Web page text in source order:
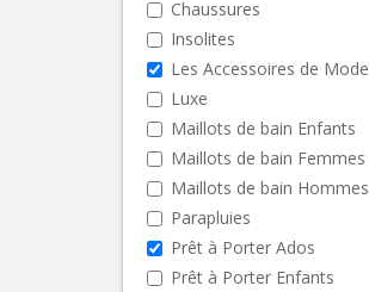
Chaussures
Insolites
Les Accessoires de Mode
Luxe
Maillots de bain Enfants
Maillots de bain Femmes
Maillots de bain Hommes
Parapluies
Prêt à Porter Ados
Prêt à Porter Enfants